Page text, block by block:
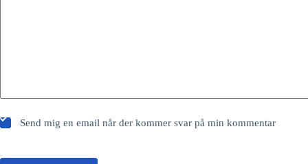
Send mig en email når der kommer svar på min kommentar